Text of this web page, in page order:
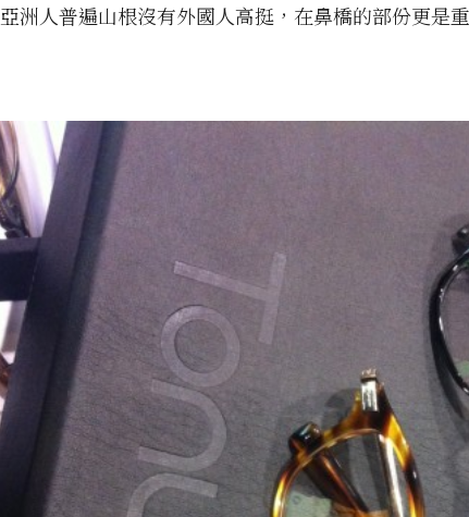
亞洲人普遍山根沒有外國人高挺，在鼻橋的部份更是